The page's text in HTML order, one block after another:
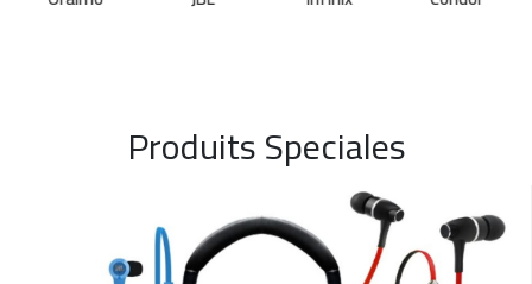
Produits Speciales